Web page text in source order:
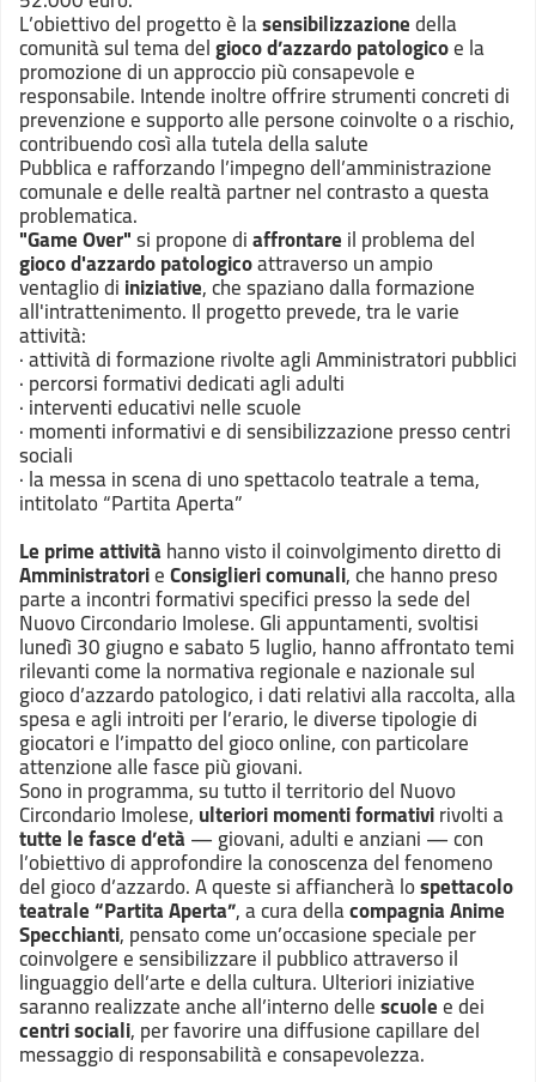
L’obiettivo del progetto è lasensibilizzazionedella
comunità sul tema delgioco d’azzardo patologicoe la
promozione di un approccio più consapevole e
responsabile. Intende inoltre offrire strumenti concreti di
prevenzione e supporto alle persone coinvolte o a rischio,
contribuendo così alla tutela della salute
Pubblica e rafforzando l’impegno dell’amministrazione
comunale e delle realtà partner nel contrasto a questa
problematica.
"Game Over"si propone diaffrontareil problema del
gioco d'azzardo patologicoattraverso un ampio
ventaglio diiniziative, che spaziano dalla formazione
all'intrattenimento. Il progetto prevede, tra le varie
attività:
· attività di formazione rivolte agli Amministratori pubblici
· percorsi formativi dedicati agli adulti
· interventi educativi nelle scuole
· momenti informativi e di sensibilizzazione presso centri
sociali
· la messa in scena di uno spettacolo teatrale a tema,
intitolato “Partita Aperta”
Le prime attivitàhanno visto il coinvolgimento diretto di
AmministratorieConsiglieri comunali, che hanno preso
parte a incontri formativi specifici presso la sede del
Nuovo Circondario Imolese. Gli appuntamenti, svoltisi
lunedì 30 giugno e sabato 5 luglio, hanno affrontato temi
rilevanti come la normativa regionale e nazionale sul
gioco d’azzardo patologico, i dati relativi alla raccolta, alla
spesa e agli introiti per l’erario, le diverse tipologie di
giocatori e l’impatto del gioco online, con particolare
attenzione alle fasce più giovani.
Sono in programma, su tutto il territorio del Nuovo
Circondario Imolese,ulteriori momenti formativirivolti a
tutte le fasce d’età— giovani, adulti e anziani — con
l’obiettivo di approfondire la conoscenza del fenomeno
del gioco d’azzardo. A queste si affiancherà lospettacolo
teatrale “Partita Aperta”, a cura dellacompagniaAnime
Specchianti, pensato come un’occasione speciale per
coinvolgere e sensibilizzare il pubblico attraverso il
linguaggio dell’arte e della cultura. Ulteriori iniziative
saranno realizzate anche all’interno dellescuolee dei
centri sociali, per favorire una diffusione capillare del
messaggio di responsabilità e consapevolezza.